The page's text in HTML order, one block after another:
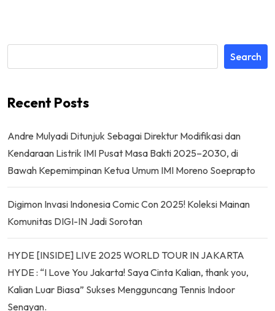
Search
Recent Posts
Andre Mulyadi Ditunjuk Sebagai Direktur Modifikasi dan
Kendaraan Listrik IMI Pusat Masa Bakti 2025–2030, di
Bawah Kepemimpinan Ketua Umum IMI Moreno Soeprapto
Digimon Invasi Indonesia Comic Con 2025! Koleksi Mainan
Komunitas DIGI-IN Jadi Sorotan
HYDE [INSIDE] LIVE 2025 WORLD TOUR IN JAKARTA
HYDE : “I Love You Jakarta! Saya Cinta Kalian, thank you,
Kalian Luar Biasa” Sukses Mengguncang Tennis Indoor
Senayan.